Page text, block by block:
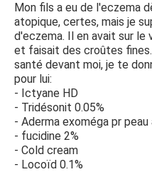
Mon fils a eu de l'eczema
atopique, certes, mais je
d'eczema. Il en avait sur
et faisait des croûtes
santé devant moi, je te
pour lui:
- Ictyane HD
- Tridésonit 0.05%
- Aderma exoméga pr
- fucidine 2%
- Cold cream
- Locoïd 0.1%